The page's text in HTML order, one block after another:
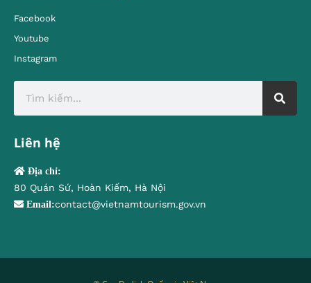
Facebook
Youtube
Instagram
Liên hệ
Địa chỉ:
80 Quán Sứ, Hoàn Kiếm, Hà Nội
Email:contact@vietnamtourism.gov.vn